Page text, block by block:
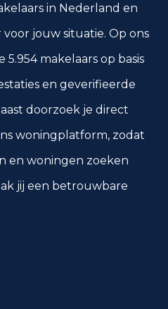
in Nederland en
jouw situatie. Op ons
makelaars op basis
en geverifieerde
doorzoek je direct
woningplatform, zodat
en woningen zoeken
jij een betrouwbare